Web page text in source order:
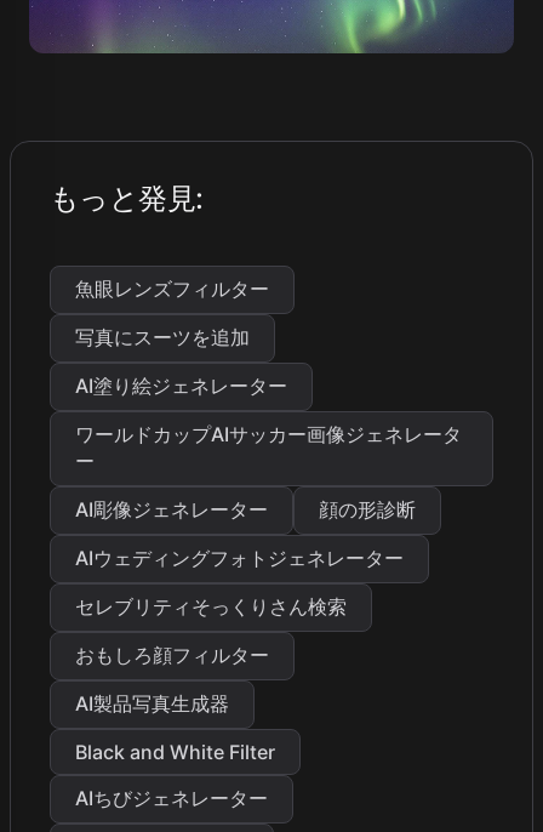
もっと発見:
魚眼レンズフィルター
写真にスーツを追加
AI塗り絵ジェネレーター
ワールドカップAIサッカー画像ジェネレータ
ー
AI彫像ジェネレーター
顔の形診断
AIウェディングフォトジェネレーター
セレブリティそっくりさん検索
おもしろ顔フィルター
AI製品写真生成器
Black and White Filter
AIちびジェネレーター